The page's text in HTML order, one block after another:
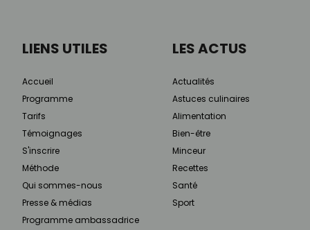
LIENS UTILES
Accueil
Programme
Tarifs
Témoignages
S'inscrire
Méthode
Qui sommes-nous
Presse & médias
Programme ambassadrice
LES ACTUS
Actualités
Astuces culinaires
Alimentation
Bien-être
Minceur
Recettes
Santé
Sport